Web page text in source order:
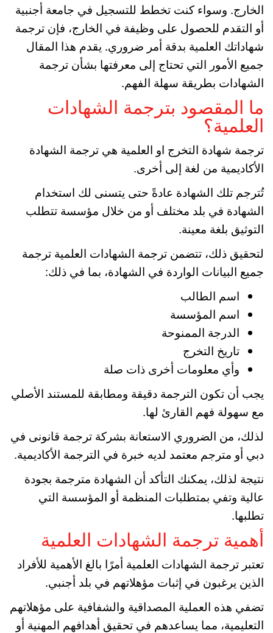
الخارج. وسواء كنت تخطط للتسجيل في جامعة أجنبية
أو التقدم للحصول على وظيفة في الخارج، فإن ترجمة
شهاداتك العلمية بدقة أمر ضروري. يقدم هذا المقال
جميع الأمور التي تحتاج إلى معرفتها بشأن ترجمة
الشهادات بطريقة سهلة الفهم.
ما المقصود بترجمة الشهادات
العلمية؟
ترجمة شهادة التخرج او العلمية هي ترجمة الشهادة
الأكاديمية من لغة إلى أخرى.
تُترجم تلك الشهادة عادةً حتى يتسنى لك استخدام
الشهادة في بلد مختلف أو من خلال مؤسسة تتطلب
التوثيق بلغة معينة.
لتحقيق ذلك، تتضمن ترجمة الشهادات العلمية ترجمة
جميع البيانات الواردة في الشهادة، بما في ذلك:
اسم الطالب
اسم المؤسسة
الدرجة الممنوحة
تاريخ التخرج
وأي معلومات أخرى ذات صلة
يجب أن تكون الترجمة دقيقة ومطابقة للمستند الأصلي
مع سهولة فهم القارئ لها.
لذلك، من الضروري الاستعانة بشركة ترجمة قانونى في
دبي أو مترجم معتمد لديه خبرة في الترجمة الأكاديمية.
نتيجة لذلك، يمكنك التأكد أن الشهادة مترجمة بجودة
عالية وتفي بمتطلبات المنظمة أو المؤسسة التي
تطلبها.
أهمية ترجمة الشهادات العلمية
تعتبر ترجمة الشهادات العلمية أمرًا بالغ الأهمية للأفراد
الذين يرغبون في إثبات مؤهلاتهم في بلد أجنبي.
تضفي هذه العملية المصداقية والشفافية على مؤهلاتهم
التعليمية، مما يساعدهم في تحقيق أهدافهم المهنية أو